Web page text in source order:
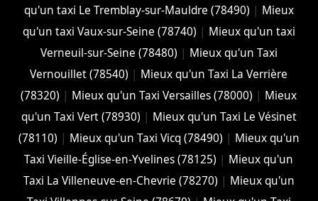
qu'un taxi Le Tremblay-sur-Mauldre (78490) | Mieux
qu'un taxi Vaux-sur-Seine (78740) | Mieux qu'un taxi
Verneuil-sur-Seine (78480) | Mieux qu'un Taxi
Vernouillet (78540) | Mieux qu'un Taxi La Verrière
(78320) | Mieux qu'un Taxi Versailles (78000) | Mieux
qu'un Taxi Vert (78930) | Mieux qu'un Taxi Le Vésinet
(78110) | Mieux qu'un Taxi Vicq (78490) | Mieux qu'un
Taxi Vieille-Église-en-Yvelines (78125) | Mieux qu'un
Taxi La Villeneuve-en-Chevrie (78270) | Mieux qu'un